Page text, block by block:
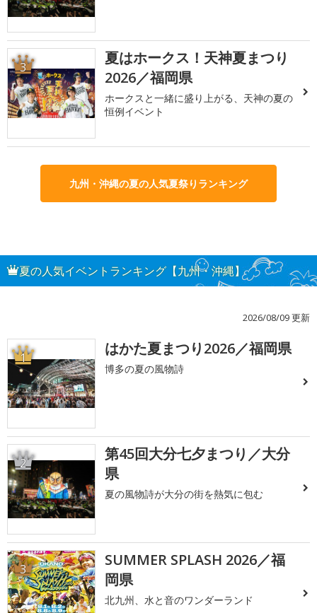
3
夏はホークス！天神夏まつり
2026／福岡県
ホークスと一緒に盛り上がる、天神の夏の
恒例イベント
九州・沖縄の夏の人気夏祭りランキング
夏の人気イベントランキング【九州・沖縄】
2026/08/09 更新
1 はかた夏まつり2026／福岡県
博多の夏の風物詩
2
第45回大分七夕まつり／大分
県
夏の風物詩が大分の街を熱気に包む
3
SUMMER SPLASH 2026／福
岡県
北九州、水と音のワンダーランド